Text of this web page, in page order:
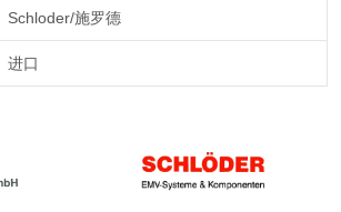
Schloder/施罗德
进口